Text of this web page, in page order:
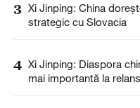
3 Xi Jinping: China
strategic cu Slovacia
4 Xi Jinping: Diaspora
mai importantă la